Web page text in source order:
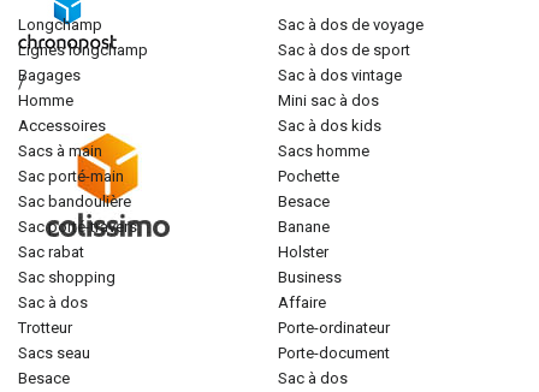
/
longchamp
lignes longchamp
bagages
homme
accessoires
sacs à main
sac porté-main
sac bandoulière
sac porté-travers
sac rabat
sac shopping
sac à dos
trotteur
sacs seau
besace
sac à dos de voyage
sac à dos de sport
sac à dos vintage
mini sac à dos
sac à dos kids
sacs homme
pochette
besace
banane
holster
business
affaire
porte-ordinateur
porte-document
sac à dos